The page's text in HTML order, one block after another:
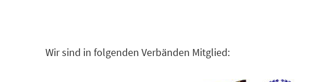
Wir sind in folgenden Verbänden Mitglied: